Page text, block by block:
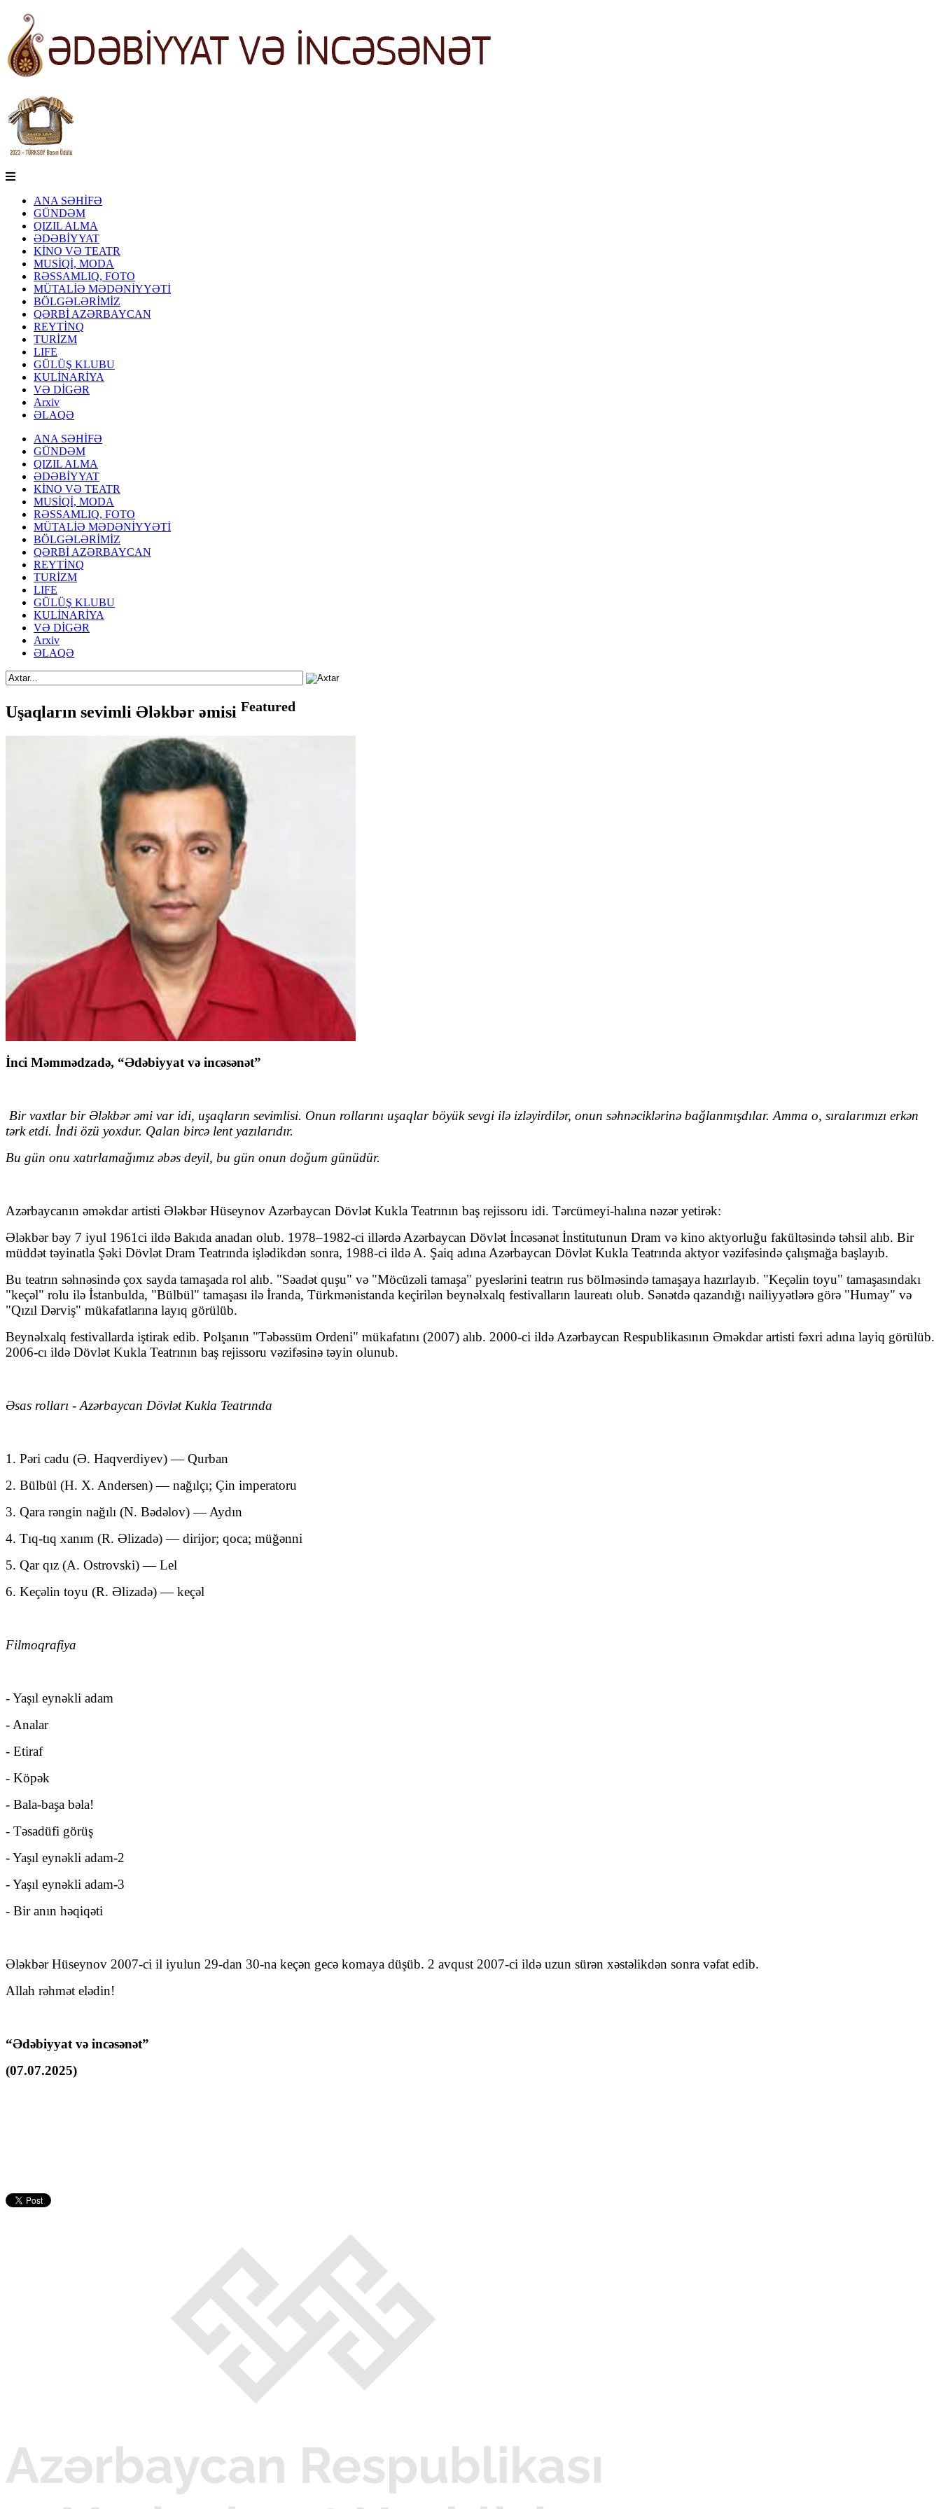
ANA SƏHİFƏ
GÜNDƏM
QIZIL ALMA
ƏDƏBİYYAT
KİNO VƏ TEATR
MUSİQİ, MODA
RƏSSAMLIQ, FOTO
MÜTALİƏ MƏDƏNİYYƏTİ
BÖLGƏLƏRİMİZ
QƏRBİ AZƏRBAYCAN
REYTİNQ
TURİZM
LIFE
GÜLÜŞ KLUBU
KULİNARİYA
VƏ DİGƏR
Arxiv
ƏLAQƏ
ANA SƏHİFƏ
GÜNDƏM
QIZIL ALMA
ƏDƏBİYYAT
KİNO VƏ TEATR
MUSİQİ, MODA
RƏSSAMLIQ, FOTO
MÜTALİƏ MƏDƏNİYYƏTİ
BÖLGƏLƏRİMİZ
QƏRBİ AZƏRBAYCAN
REYTİNQ
TURİZM
LIFE
GÜLÜŞ KLUBU
KULİNARİYA
VƏ DİGƏR
Arxiv
ƏLAQƏ
Uşaqların sevimli Ələkbər əmisi Featured
İnci Məmmədzadə, “Ədəbiyyat və incəsənət”
Bir vaxtlar bir Ələkbər əmi var idi, uşaqların sevimlisi. Onun rollarını uşaqlar böyük sevgi ilə izləyirdilər, onun səhnəciklərinə bağlanmışdılar. Amma o, sıralarımızı erkən
tərk etdi. İndi özü yoxdur. Qalan bircə lent yazılarıdır.
Bu gün onu xatırlamağımız əbəs deyil, bu gün onun doğum günüdür.
Azərbaycanın əməkdar artisti Ələkbər Hüseynov Azərbaycan Dövlət Kukla Teatrının baş rejissoru idi. Tərcümeyi-halına nəzər yetirək:
Ələkbər bəy 7 iyul 1961ci ildə Bakıda anadan olub. 1978–1982-ci illərdə Azərbaycan Dövlət İncəsənət İnstitutunun Dram və kino aktyorluğu fakültəsində təhsil alıb. Bir
müddət təyinatla Şəki Dövlət Dram Teatrında işlədikdən sonra, 1988-ci ildə A. Şaiq adına Azərbaycan Dövlət Kukla Teatrında aktyor vəzifəsində çalışmağa başlayıb.
Bu teatrın səhnəsində çox sayda tamaşada rol alıb. "Səadət quşu" və "Möcüzəli tamaşa" pyeslərini teatrın rus bölməsində tamaşaya hazırlayıb. "Keçəlin toyu" tamaşasındakı
"keçəl" rolu ilə İstanbulda, "Bülbül" tamaşası ilə İranda, Türkmənistanda keçirilən beynəlxalq festivalların laureatı olub. Sənətdə qazandığı nailiyyətlərə görə "Humay" və
"Qızıl Dərviş" mükafatlarına layıq görülüb.
Beynəlxalq festivallarda iştirak edib. Polşanın "Təbəssüm Ordeni" mükafatını (2007) alıb. 2000-ci ildə Azərbaycan Respublikasının Əməkdar artisti fəxri adına layiq görülüb.
2006-cı ildə Dövlət Kukla Teatrının baş rejissoru vəzifəsinə təyin olunub.
Əsas rolları - Azərbaycan Dövlət Kukla Teatrında
1. Pəri cadu (Ə. Haqverdiyev) — Qurban
2. Bülbül (H. X. Andersen) — nağılçı; Çin imperatoru
3. Qara rəngin nağılı (N. Bədəlov) — Aydın
4. Tıq-tıq xanım (R. Əlizadə) — dirijor; qoca; müğənni
5. Qar qız (A. Ostrovski) — Lel
6. Keçəlin toyu (R. Əlizadə) — keçəl
Filmoqrafiya
- Yaşıl eynəkli adam
- Analar
- Etiraf
- Köpək
- Bala-başa bəla!
- Təsadüfi görüş
- Yaşıl eynəkli adam-2
- Yaşıl eynəkli adam-3
- Bir anın həqiqəti
Ələkbər Hüseynov 2007-ci il iyulun 29-dan 30-na keçən gecə komaya düşüb. 2 avqust 2007-ci ildə uzun sürən xəstəlikdən sonra vəfat edib.
Allah rəhmət elədin!
“Ədəbiyyat və incəsənət”
(07.07.2025)